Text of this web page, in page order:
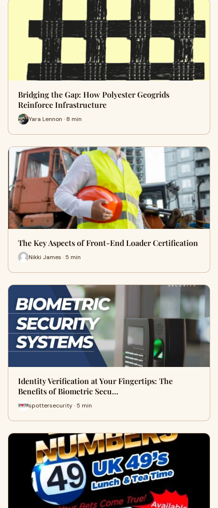
Bridging the Gap: How Polyester Geogrids
Reinforce Infrastructure
Yara Lennon · 8 min
The Key Aspects of Front-End Loader Certification
Nikki James · 5 min
Identity Verification at Your Fingertips: The
Benefits of Biometric Secu…
spottersecurity · 5 min